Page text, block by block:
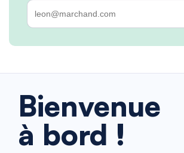
Bienvenue
à bord !